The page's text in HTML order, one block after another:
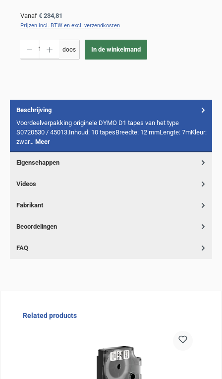
Normale prijs:
Vanaf € 234,81
Prijzen incl. BTW en excl. verzendkosten
doos In de winkelmand
Beschrijving
Voordeelverpakking originele DYMO D1 tapes van het type
S0720530 / 45013.Inhoud: 10 tapesBreedte: 12 mmLengte: 7mKleur:
zwar… Meer
Eigenschappen
Videos
Fabrikant
Beoordelingen
FAQ
Sla de afbeeldingengalerij over
Related products